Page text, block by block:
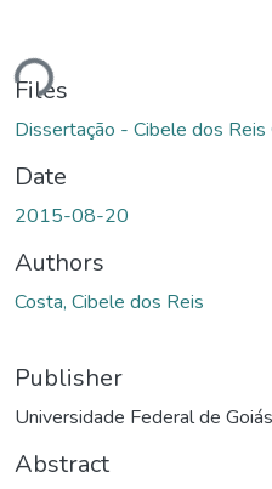
Files
Dissertação - Cibele dos
Date
2015-08-20
Authors
Costa, Cibele dos Reis
Publisher
Universidade Federal de Goiás
Abstract